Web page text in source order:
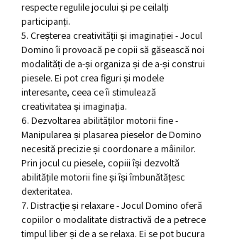
respecte regulile jocului și pe ceilalți
participanți.
5. Creșterea creativității și imaginației - Jocul
Domino îi provoacă pe copii să găsească noi
modalități de a-și organiza și de a-și construi
piesele. Ei pot crea figuri și modele
interesante, ceea ce îi stimulează
creativitatea și imaginația.
6. Dezvoltarea abilităților motorii fine -
Manipularea și plasarea pieselor de Domino
necesită precizie și coordonare a mâinilor.
Prin jocul cu piesele, copiii își dezvoltă
abilitățile motorii fine și își îmbunătățesc
dexteritatea.
7. Distracție și relaxare - Jocul Domino oferă
copiilor o modalitate distractivă de a petrece
timpul liber și de a se relaxa. Ei se pot bucura